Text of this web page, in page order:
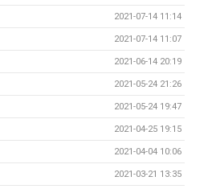
2021-07-14 11:14
2021-07-14 11:07
2021-06-14 20:19
2021-05-24 21:26
2021-05-24 19:47
2021-04-25 19:15
2021-04-04 10:06
2021-03-21 13:35